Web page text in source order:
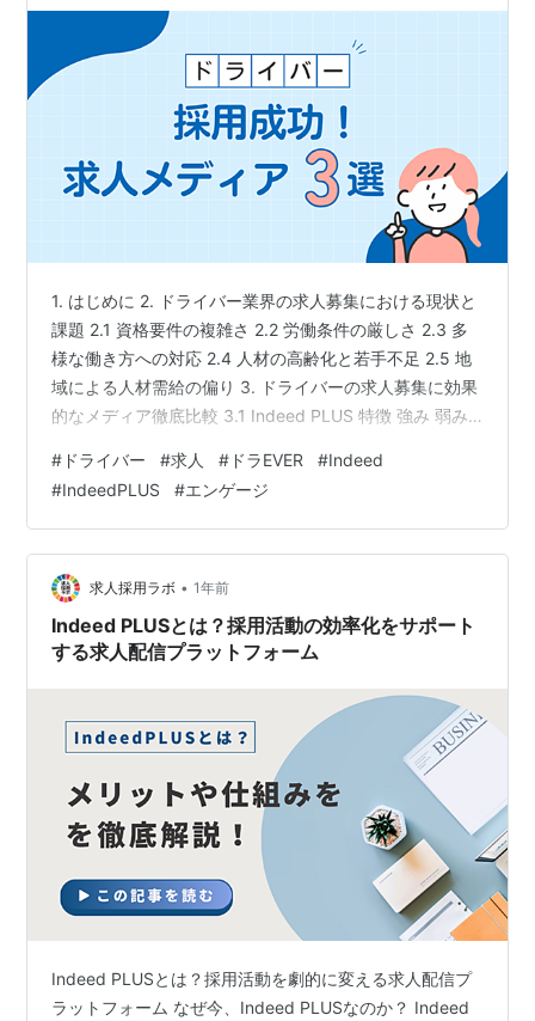
1. はじめに 2. ドライバー業界の求人募集における現状と
課題 2.1 資格要件の複雑さ 2.2 労働条件の厳しさ 2.3 多
様な働き方への対応 2.4 人材の高齢化と若手不足 2.5 地
域による人材需給の偏り 3. ドライバーの求人募集に効果
的なメディア徹底比較 3.1 Indeed PLUS 特徴 強み 弱み
活用ポイント 3.3 ドラEVER 特徴 強み 弱み 活用ポイント
4. 職種別のメディア活用例 4.1 中型トラックドライバー
おすすめメディア 掲載事例 採用事例 効果 4.2 大型トラ
ックドライバー おすすめ…
# ドライバー #求人 # ドラEVER #Indeed
#IndeedPLUS #エンゲージ
求人採用ラボ • 1年前
Indeed PLUSとは？採用活動の効率化をサポート
する求人配信プラットフォーム
Indeed PLUSとは？採用活動を劇的に変える求人配信プ
ラットフォーム なぜ今、Indeed PLUSなのか？ Indeed